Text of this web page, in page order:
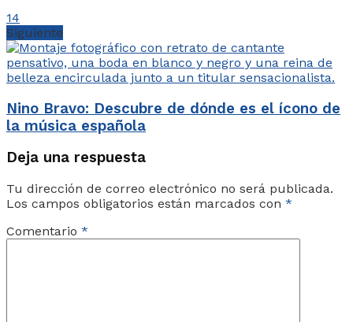
14
Siguiente
Nino Bravo: Descubre de dónde es el ícono de
la música española
Deja una respuesta
Tu dirección de correo electrónico no será publicada.
Los campos obligatorios están marcados con *
Comentario *